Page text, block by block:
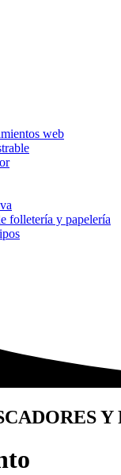
web
folletería y papelería
Y